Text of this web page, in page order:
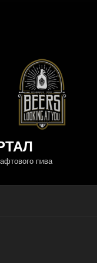
пива